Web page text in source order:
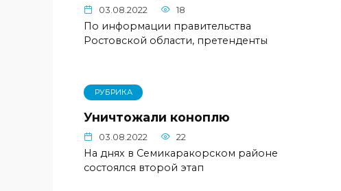
03.08.2022 18
По информации правительства
Ростовской области, претенденты
РУБРИКА
Уничтожали коноплю
03.08.2022 22
На днях в Семикаракорском районе
состоялся второй этап